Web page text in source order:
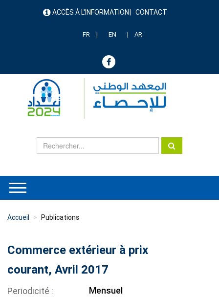
menu ACCÈS À L'INFORMATION CONTACT
FR EN AR
Accueil Publications
Commerce extérieur à prix
courant, Avril 2017
Periodicité Mensuel